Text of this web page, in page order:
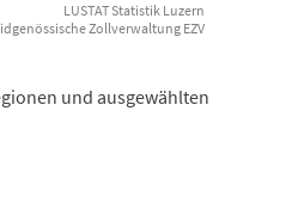
LUSTAT Statistik Luzern
Zollverwaltung EZV
und ausgewählten